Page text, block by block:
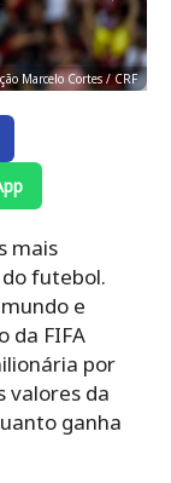
Marcelo Cortes / CRF
mais
futebol.
e
da FIFA
por
valores da
ganha